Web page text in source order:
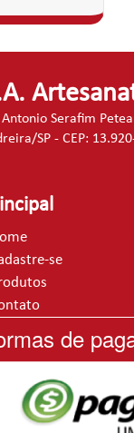
Antonio Serafim
SP - CEP:
se
de